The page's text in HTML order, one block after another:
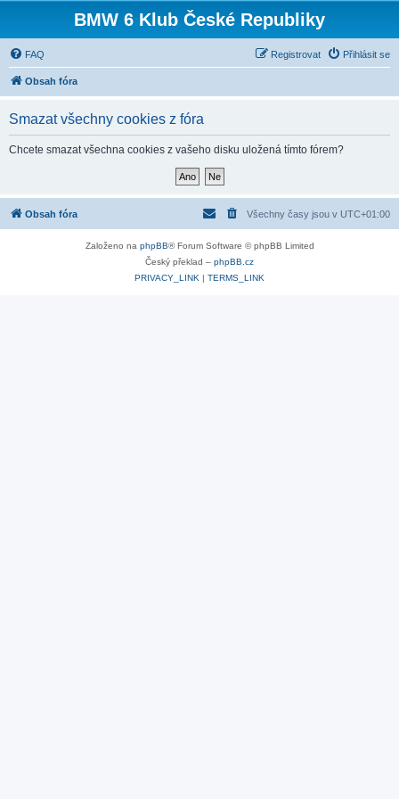
BMW 6 Klub České Republiky
FAQ Přihlásit se
Registrovat
Obsah fóra
Smazat všechny cookies z fóra
Chcete smazat všechna cookies z vašeho disku uložená tímto fórem?
Obsah fóra Všechny časy jsou v UTC+01:00
Založeno na phpBB® Forum Software © phpBB Limited
Český překlad – phpBB.cz
PRIVACY_LINK | TERMS_LINK